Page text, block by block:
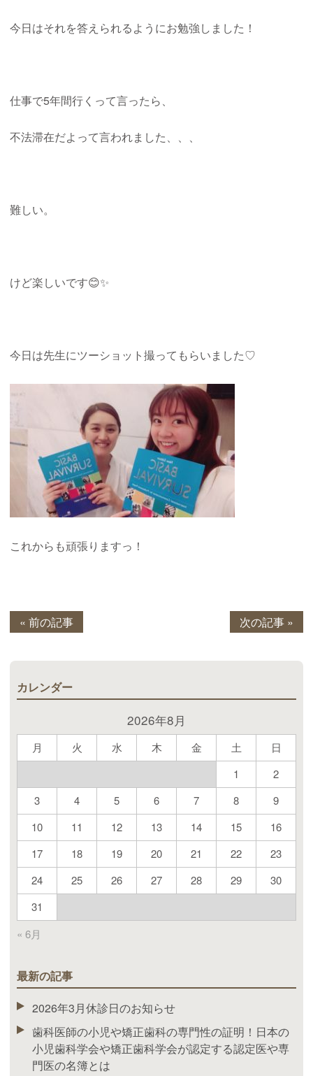
今日はそれを答えられるようにお勉強しました！
仕事で5年間行くって言ったら、
不法滞在だよって言われました、、、
難しい。
けど楽しいです😊✨
今日は先生にツーショット撮ってもらいました♡
これからも頑張りますっ！
« 前の記事 次の記事 »
カレンダー
2026年8月
月 火 水 木 金 土 日
« 6月
1
2
3
4 5 6 7 8
9
10
11 12 13 14 15
16
17
18 19 20 21 22
23
24
25 26 27 28 29
30
31
最新の記事
2026年3月休診日のお知らせ
歯科医師の小児や矯正歯科の専門性の証明！日本の
小児歯科学会や矯正歯科学会が認定する認定医や専
門医の名簿とは